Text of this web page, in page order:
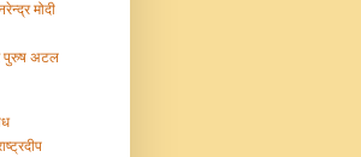
मोदी
पुरुष अटल